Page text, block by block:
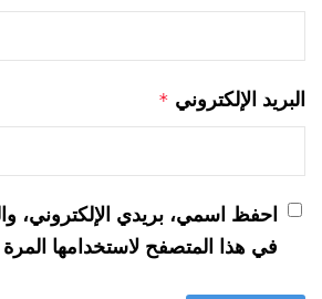
البريد الإلكتروني *
احفظ اسمي، بريدي الإلكتروني،
في هذا المتصفح لاستخدامها